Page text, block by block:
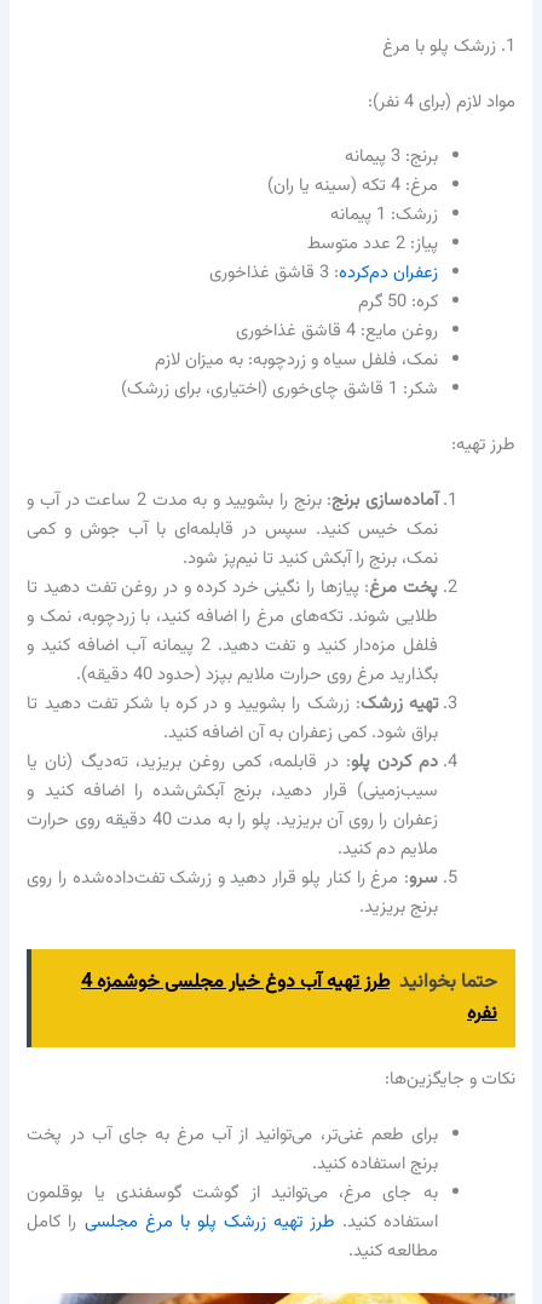
1. زرشک پلو با مرغ
مواد لازم (برای 4 نفر):
برنج: 3 پیمانه
مرغ: 4 تکه (سینه یا ران)
زرشک: 1 پیمانه
پیاز: 2 عدد متوسط
زعفران دم‌کرده: 3 قاشق غذاخوری
کره: 50 گرم
روغن مایع: 4 قاشق غذاخوری
نمک، فلفل سیاه و زردچوبه: به میزان لازم
شکر: 1 قاشق چای‌خوری (اختیاری، برای زرشک)
طرز تهیه:
آماده‌سازی برنج
: برنج را بشویید و به مدت 2 ساعت در آب و
نمک خیس کنید. سپس در قابلمه‌ای با آب جوش و کمی
نمک، برنج را آبکش کنید تا نیم‌پز شود.
پخت مرغ: پیازها را نگینی خرد کرده و در روغن تفت دهید تا
طلایی شوند. تکه‌های مرغ را اضافه کنید، با زردچوبه، نمک و
فلفل مزه‌دار کنید و تفت دهید. 2 پیمانه آب اضافه کنید و
بگذارید مرغ روی حرارت ملایم بپزد (حدود 40 دقیقه).
تهیه زرشک: زرشک را بشویید و در کره با شکر تفت دهید تا
براق شود. کمی زعفران به آن اضافه کنید.
دم کردن پلو: در قابلمه، کمی روغن بریزید، ته‌دیگ (نان یا
سیب‌زمینی) قرار دهید، برنج آبکش‌شده را اضافه کنید و
زعفران را روی آن بریزید. پلو را به مدت 40 دقیقه روی حرارت
ملایم دم کنید.
سرو: مرغ را کنار پلو قرار دهید و زرشک تفت‌داده‌شده را روی
برنج بریزید.
حتما بخوانید
طرز تهیه آب دوغ خیار مجلسی خوشمزه 4
نفره
نکات و جایگزین‌ها:
برای طعم غنی‌تر، می‌توانید از آب مرغ به جای آب در پخت
برنج استفاده کنید.
به جای مرغ، می‌توانید از گوشت گوسفندی یا بوقلمون
استفاده کنید. طرز تهیه زرشک پلو با مرغ مجلسی را کامل
مطالعه کنید.